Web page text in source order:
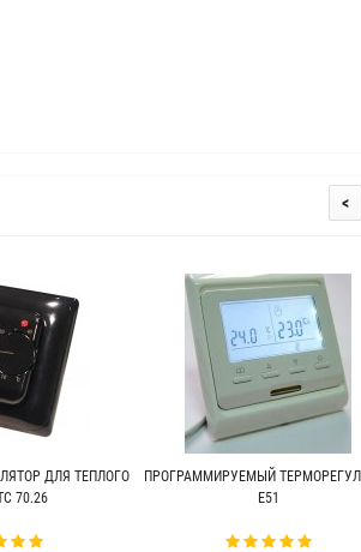
ДЛЯ ТЕПЛОГО
70.26
ПРОГРАММИРУЕМЫЙ
Е51
<